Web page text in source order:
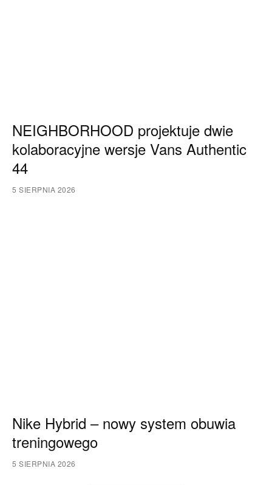
NEIGHBORHOOD projektuje dwie
kolaboracyjne wersje Vans Authentic
44
5 SIERPNIA 2026
Nike Hybrid – nowy system obuwia
treningowego
5 SIERPNIA 2026